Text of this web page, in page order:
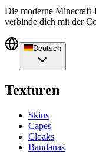
Die moderne
verbinde dich mit der
Deutsch
Texturen
Skins
Capes
Cloaks
Bandanas